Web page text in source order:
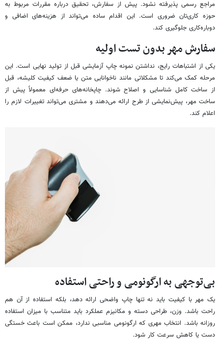
مراجع رسمی پذیرفته نشود. پیش از سفارش، تحقیق درباره مقررات مربوط به
حوزه کاری‌تان ضروری است. این اقدام ساده می‌تواند از هزینه‌های اضافی و
دوباره‌کاری جلوگیری کند.
سفارش مهر بدون تست اولیه
یکی از اشتباهات رایج، نداشتن نمونه چاپ آزمایشی قبل از تولید نهایی است. این
مرحله کمک می‌کند تا مشکلاتی مانند ناخوانایی متن یا ضعف کیفیت کلیشه، قبل
از ساخت کامل شناسایی و اصلاح شوند. چاپخانه‌های حرفه‌ای معمولاً پیش از
ساخت مهر، پیش‌نمایشی از طرح ارائه می‌دهند و مشتری می‌تواند تغییرات لازم را
اعلام کند.
بی‌توجهی به ارگونومی و راحتی استفاده
یک مهر با کیفیت باید نه تنها چاپ واضحی ارائه دهد، بلکه استفاده از آن هم
راحت باشد. وزن، طراحی دسته و مکانیزم عملکرد باید متناسب با میزان استفاده
روزانه باشد. انتخاب مهری که ارگونومی مناسبی ندارد، ممکن است باعث خستگی
دست یا کاهش سرعت کار شود.